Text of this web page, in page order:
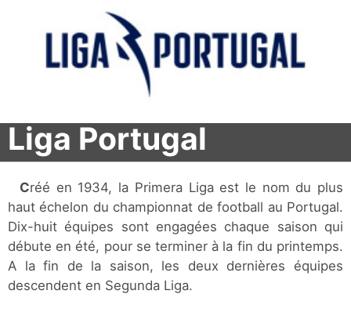
Liga Portugal
Créé en 1934, la Primera Liga est le nom du plus
haut échelon du championnat de football au Portugal.
Dix-huit équipes sont engagées chaque saison qui
débute en été, pour se terminer à la fin du printemps.
A la fin de la saison, les deux dernières équipes
descendent en Segunda Liga.